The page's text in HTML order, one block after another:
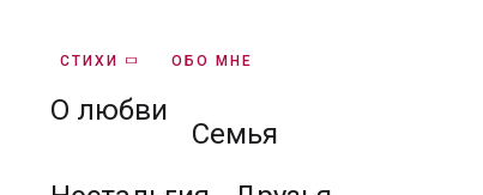
СТИХИ ОБО МНЕ
О любви
Семья